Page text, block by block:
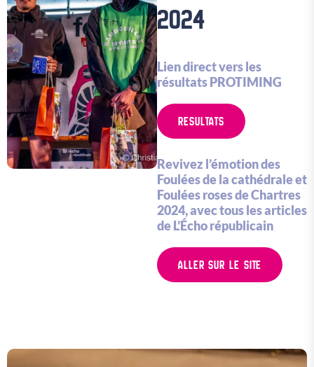
2024
Lien direct vers les
résultats PROTIMING
RESULTATS
Revivez l’émotion des
Foulées de la cathédrale et
Foulées roses de Chartres
2024, avec tous les articles
de L’Écho républicain
ALLER SUR LE SITE